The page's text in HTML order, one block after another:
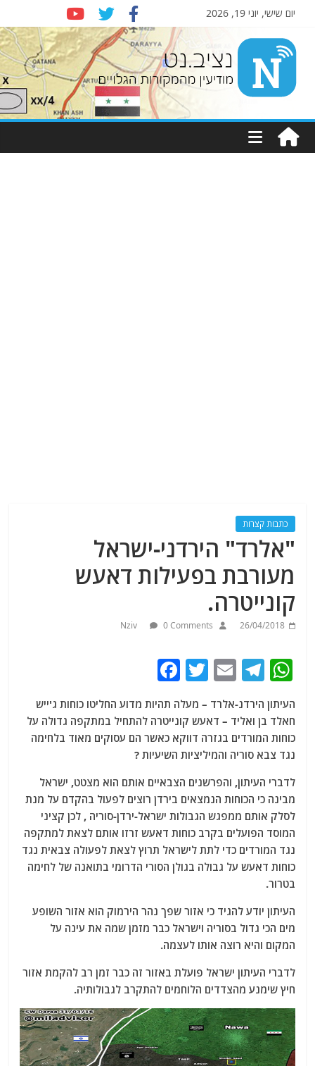
יום שישי, יוני 19, 2026
Nziv.net
מודיעין
מהמקורות
כתבות קצרות
"אלרד" הירדני-ישראל
מעורבת בפעילות דאעש
קונייטרה.
26/04/2018
Nziv 0 Comments
W
at
s
A
p
p
T
el
e
g
ra
m
E
ai
l
T
w
itt
er
c
e
b
o
o
k
העיתון הירדנ-אלרד – מעלה תהיות מדוע החליטו כוחות ג'ייש
חאלד בן ואליד – דאעש קונייטרה להתחיל במתקפה גדולה על
כוחות המורדים בגזרה דווקא כאשר הם עסוקים מאוד בלחימה
נגד צבא סוריה והמיליציות השיעיות ?
לדברי העיתון, והפרשנים הצבאיים אותם הוא מצטט, ישראל
מבינה כי הכוחות הנמצאים בירדן רוצים לפעול בהקדם על מנת
לסלק אותם ממפגש הגבולות ישראל-ירדן-סוריה , לכן קציני
המוסד הפועלים בקרב כוחות דאעש זרזו אותם לצאת למתקפה
נגד המורדים כדי לתת לישראל תרוץ לצאת לפעולה צבאית נגד
כוחות דאעש על גבולה בגולן הסורי הדרומי בתואנה של לחימה
בטרור.
העיתון יודע להגיד כי אזור שפך נהר הירמוק הוא אזור השופע
מים הכי גדול בסוריה וישראל כבר מזמן שמה את עינה על
המקום והיא רוצה אותו לעצמה.
לדברי העיתון ישראל פועלת באזור זה כבר זמן רב להקמת אזור
חיץ שימנע מהצדדים הלוחמים להתקרב לגבולותיה.